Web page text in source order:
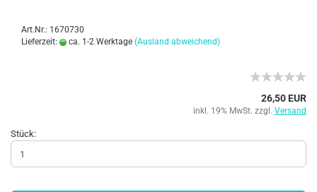
Art.Nr.: 1670730
Lieferzeit:
ca. 1-2 Werktage (Ausland abweichend)
26,50 EUR
inkl. 19% MwSt. zzgl. Versand
Stück: